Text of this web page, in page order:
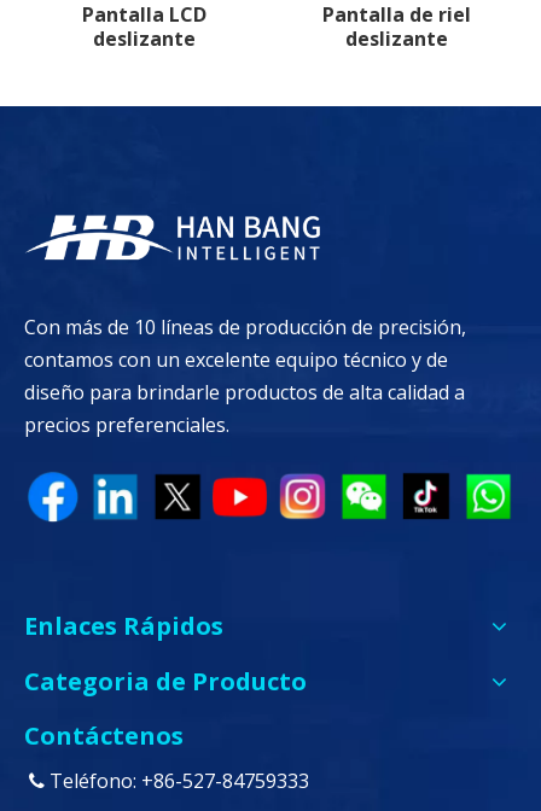
Pantalla LCD
deslizante
Pantalla de riel
deslizante
Con más de 10 líneas de producción de precisión,
contamos con un excelente equipo técnico y de
diseño para brindarle productos de alta calidad a
precios preferenciales.
Enlaces Rápidos
Categoria de Producto
Contáctenos
 Teléfono: +86-527-84759333